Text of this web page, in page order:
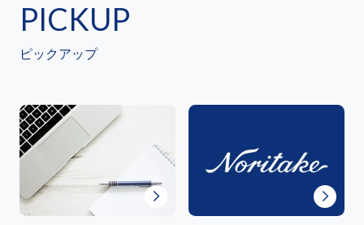
PICKUP
ピックアップ